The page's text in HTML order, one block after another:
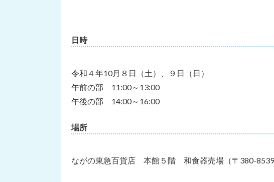
日時
令和４年10月８日（土）、９日（日）
午前の部 11:00～13:00
午後の部 14:00～16:00
場所
ながの東急百貨店 本館５階 和食器売場（〒380-8539